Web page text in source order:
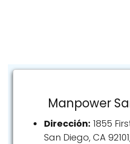
Manpower
Dirección: 1855
San Diego, CA